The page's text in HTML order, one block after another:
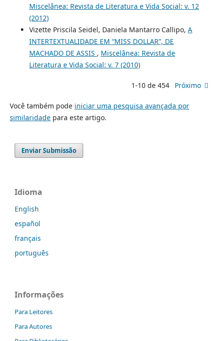
Miscelânea: Revista de Literatura e Vida Social: v. 12
(2012)
Vizette Priscila Seidel, Daniela Mantarro Callipo, A
INTERTEXTUALIDADE EM “MISS DOLLAR”, DE
MACHADO DE ASSIS , Miscelânea: Revista de
Literatura e Vida Social: v. 7 (2010)
1-10 de 454 Próximo
Você também pode iniciar uma pesquisa avançada por
similaridadepara este artigo.
Enviar Submissão
Idioma
English
español
français
português
Informações
Para Leitores
Para Autores